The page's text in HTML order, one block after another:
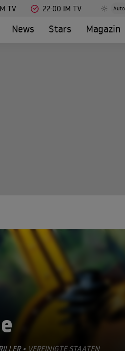
TV 22:00 IM TV Auto
News Stars Magazin
• VEREINIGTE STAATEN